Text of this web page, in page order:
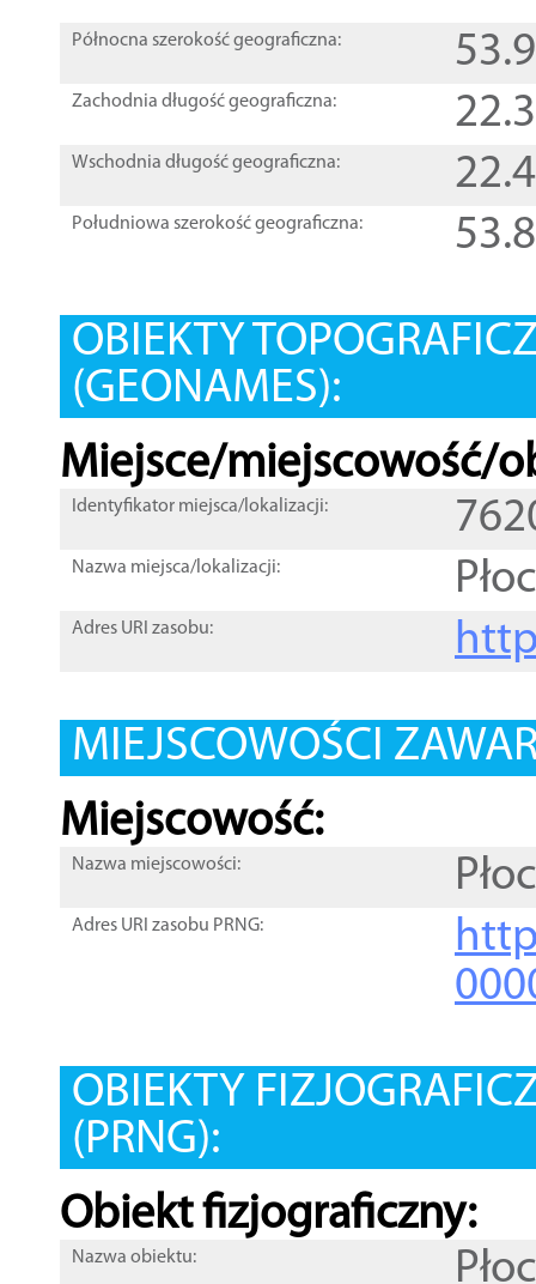
Północna szerokość geograficzna:
Zachodnia długość geograficzna:
Wschodnia długość geograficzna:
Południowa szerokość geograficzna:
OBIEKTY
(GEONAMES):
Miejsce/miejscowość/
Identyfikator miejsca/lokalizacji:
Nazwa miejsca/lokalizacji:
Adres URI zasobu:
MIEJSCOWOŚCI
Miejscowość:
Nazwa miejscowości:
Adres URI zasobu PRNG:
OBIEKTY
(PRNG):
Obiekt fizjograficzny:
Nazwa obiektu: